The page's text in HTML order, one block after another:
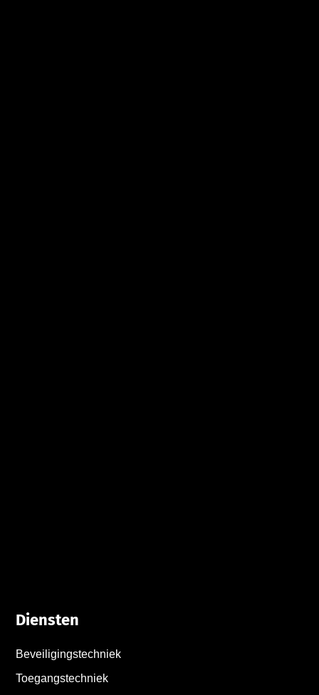
Diensten
Beveiligingstechniek
Toegangstechniek